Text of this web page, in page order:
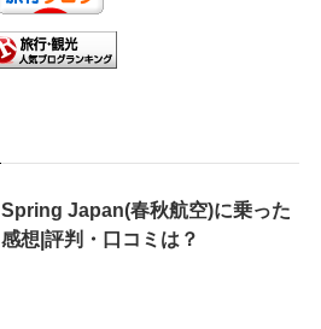
Spring Japan(春秋航空)に乗った
感想|評判・口コミは？